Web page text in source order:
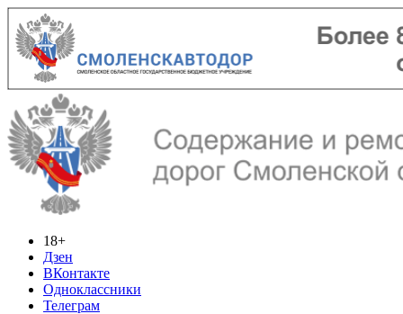
18+
Дзен
ВКонтакте
Одноклассники
Телеграм